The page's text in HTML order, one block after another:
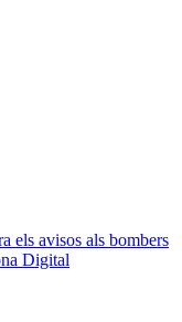
els avisos als bombers
Digital